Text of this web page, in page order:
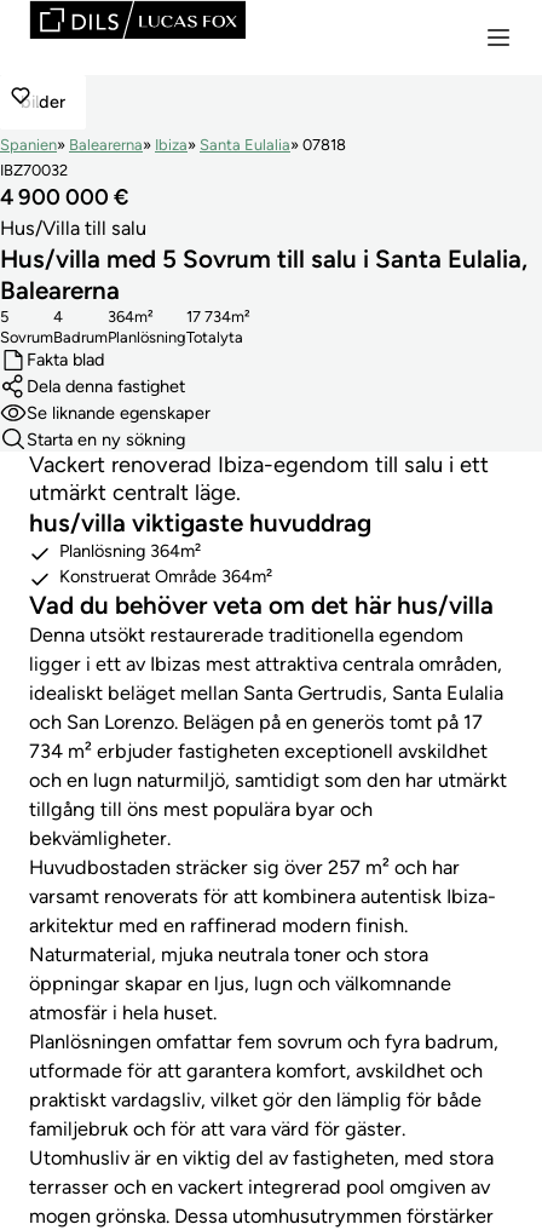
bilder
Spanien Balearerna Ibiza Santa Eulalia
07818
IBZ70032
4 900 000 €
Hus/Villa till salu
Hus/villa med 5 Sovrum till salu i Santa Eulalia,
Balearerna
Sovrum
5
Badrum
4
Planlösning
364m²
Totalyta
17 734m²
Fakta blad
Dela denna fastighet
Se liknande egenskaper
Starta en ny sökning
Vackert renoverad Ibiza-egendom till salu i ett
utmärkt centralt läge.
hus/villa viktigaste huvuddrag
Planlösning 364m²
Konstruerat Område 364m²
Vad du behöver veta om det här hus/villa
Denna utsökt restaurerade traditionella egendom
ligger i ett av Ibizas mest attraktiva centrala områden,
idealiskt beläget mellan Santa Gertrudis, Santa Eulalia
och San Lorenzo. Belägen på en generös tomt på 17
734 m² erbjuder fastigheten exceptionell avskildhet
och en lugn naturmiljö, samtidigt som den har utmärkt
tillgång till öns mest populära byar och
bekvämligheter.
Huvudbostaden sträcker sig över 257 m² och har
varsamt renoverats för att kombinera autentisk Ibiza-
arkitektur med en raffinerad modern finish.
Naturmaterial, mjuka neutrala toner och stora
öppningar skapar en ljus, lugn och välkomnande
atmosfär i hela huset.
Planlösningen omfattar fem sovrum och fyra badrum,
utformade för att garantera komfort, avskildhet och
praktiskt vardagsliv, vilket gör den lämplig för både
familjebruk och för att vara värd för gäster.
Utomhusliv är en viktig del av fastigheten, med stora
terrasser och en vackert integrerad pool omgiven av
mogen grönska. Dessa utomhusutrymmen förstärker